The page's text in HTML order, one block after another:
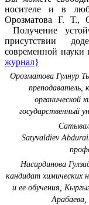
носителе и в
Орозматова Г. Т.,
Получение
присутствии
современной
журнал}
Орозматова Гулнур
преподаватель,
органической
государственный
Satyvaldiev
Насирдинова
кандидат химических
и ее обучения,
Арабаева,